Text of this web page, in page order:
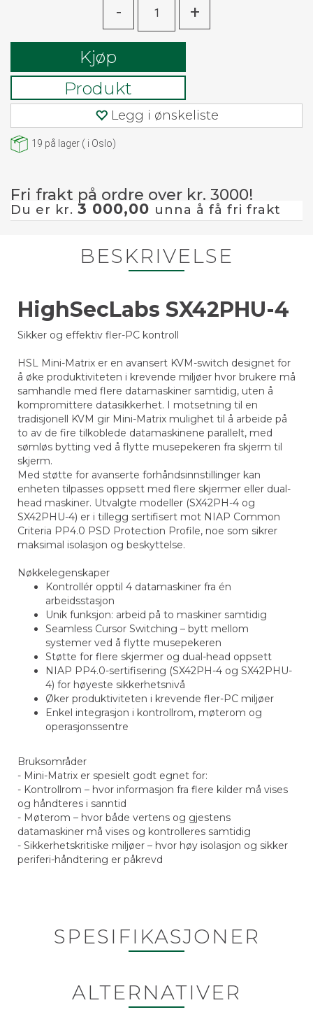
- +
Kjøp
Produkt
Legg i ønskeliste
19 på lager ( i Oslo)
Fri frakt på ordre over kr. 3000!
Du er kr. 3 000,00 unna å få fri frakt
BESKRIVELSE
HighSecLabs SX42PHU-4
Sikker og effektiv fler-PC kontroll
HSL Mini-Matrix er en avansert KVM-switch designet for
å øke produktiviteten i krevende miljøer hvor brukere må
samhandle med flere datamaskiner samtidig, uten å
kompromittere datasikkerhet. I motsetning til en
tradisjonell KVM gir Mini-Matrix mulighet til å arbeide på
to av de fire tilkoblede datamaskinene parallelt, med
sømløs bytting ved å flytte musepekeren fra skjerm til
skjerm.
Med støtte for avanserte forhåndsinnstillinger kan
enheten tilpasses oppsett med flere skjermer eller dual-
head maskiner. Utvalgte modeller (SX42PH-4 og
SX42PHU-4) er i tillegg sertifisert mot NIAP Common
Criteria PP4.0 PSD Protection Profile, noe som sikrer
maksimal isolasjon og beskyttelse.
Nøkkelegenskaper
Kontrollér opptil 4 datamaskiner fra én
arbeidsstasjon
Unik funksjon: arbeid på to maskiner samtidig
Seamless Cursor Switching – bytt mellom
systemer ved å flytte musepekeren
Støtte for flere skjermer og dual-head oppsett
NIAP PP4.0-sertifisering (SX42PH-4 og SX42PHU-
4) for høyeste sikkerhetsnivå
Øker produktiviteten i krevende fler-PC miljøer
Enkel integrasjon i kontrollrom, møterom og
operasjonssentre
Bruksområder
- Mini-Matrix er spesielt godt egnet for:
- Kontrollrom – hvor informasjon fra flere kilder må vises
og håndteres i sanntid
- Møterom – hvor både vertens og gjestens
datamaskiner må vises og kontrolleres samtidig
- Sikkerhetskritiske miljøer – hvor høy isolasjon og sikker
periferi-håndtering er påkrevd
SPESIFIKASJONER
ALTERNATIVER